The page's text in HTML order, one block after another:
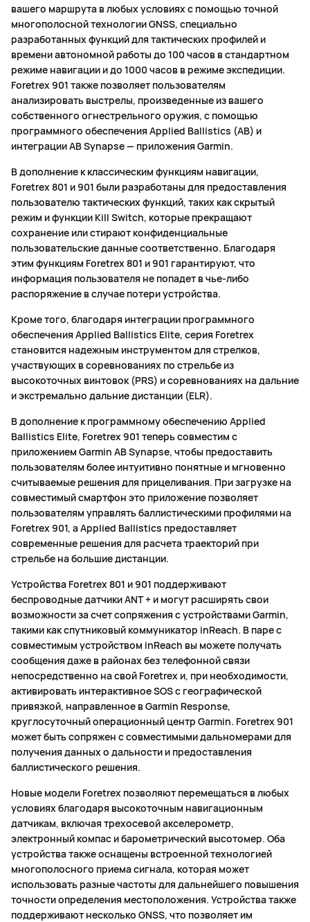
вашего маршрута в любых условиях с помощью точной
многополосной технологии GNSS, специально
разработанных функций для тактических профилей и
времени автономной работы до 100 часов в стандартном
режиме навигации и до 1000 часов в режиме экспедиции.
Foretrex 901 также позволяет пользователям
анализировать выстрелы, произведенные из вашего
собственного огнестрельного оружия, с помощью
программного обеспечения Applied Ballistics (AB) и
интеграции AB Synapse — приложения Garmin.
В дополнение к классическим функциям навигации,
Foretrex 801 и 901 были разработаны для предоставления
пользователю тактических функций, таких как скрытый
режим и функции Kill Switch, которые прекращают
сохранение или стирают конфиденциальные
пользовательские данные соответственно. Благодаря
этим функциям Foretrex 801 и 901 гарантируют, что
информация пользователя не попадет в чье-либо
распоряжение в случае потери устройства.
Кроме того, благодаря интеграции программного
обеспечения Applied Ballistics Elite, серия Foretrex
становится надежным инструментом для стрелков,
участвующих в соревнованиях по стрельбе из
высокоточных винтовок (PRS) и соревнованиях на дальние
и экстремально дальние дистанции (ELR).
В дополнение к программному обеспечению Applied
Ballistics Elite, Foretrex 901 теперь совместим с
приложением Garmin AB Synapse, чтобы предоставить
пользователям более интуитивно понятные и мгновенно
считываемые решения для прицеливания. При загрузке на
совместимый смартфон это приложение позволяет
пользователям управлять баллистическими профилями на
Foretrex 901, а Applied Ballistics предоставляет
современные решения для расчета траекторий при
стрельбе на большие дистанции.
Устройства Foretrex 801 и 901 поддерживают
беспроводные датчики ANT + и могут расширять свои
возможности за счет сопряжения с устройствами Garmin,
такими как спутниковый коммуникатор inReach. В паре с
совместимым устройством inReach вы можете получать
сообщения даже в районах без телефонной связи
непосредственно на свой Foretrex и, при необходимости,
активировать интерактивное SOS с географической
привязкой, направленное в Garmin Response,
круглосуточный операционный центр Garmin. Foretrex 901
может быть сопряжен с совместимыми дальномерами для
получения данных о дальности и предоставления
баллистического решения.
Новые модели Foretrex позволяют перемещаться в любых
условиях благодаря высокоточным навигационным
датчикам, включая трехосевой акселерометр,
электронный компас и барометрический высотомер. Оба
устройства также оснащены встроенной технологией
многополосного приема сигнала, которая может
использовать разные частоты для дальнейшего повышения
точности определения местоположения. Устройства также
поддерживают несколько GNSS, что позволяет им